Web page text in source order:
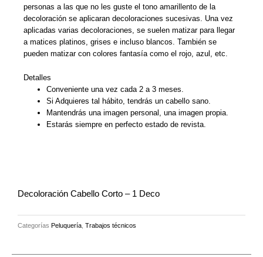
personas a las que no les guste el tono amarillento de la
decoloración se aplicaran decoloraciones sucesivas. Una vez
aplicadas varias decoloraciones, se suelen matizar para llegar
a matices platinos, grises e incluso blancos. También se
pueden matizar con colores fantasía como el rojo, azul, etc.
Detalles
Conveniente una vez cada 2 a 3 meses.
Si Adquieres tal hábito, tendrás un cabello sano.
Mantendrás una imagen personal, una imagen propia.
Estarás siempre en perfecto estado de revista.
Decoloración Cabello Corto – 1 Deco
Categorías Peluquería Trabajos técnicos